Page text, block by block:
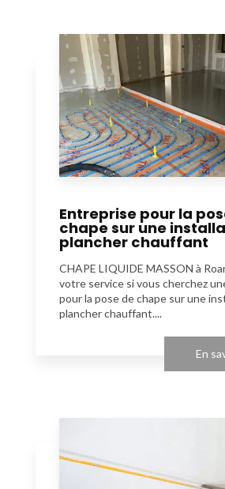
Entreprise pour la
chape sur une
plancher chauffant
CHAPE LIQUIDE MASSON à
votre service si vous cherchez
pour la pose de chape sur une
plancher chauffant....
En